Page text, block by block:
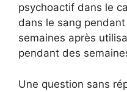
psychoactif dans le
dans le sang
semaines après
pendant des
Une question sans